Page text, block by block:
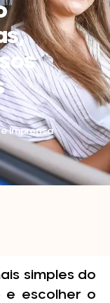
Imprensa
simples do
e escolher o